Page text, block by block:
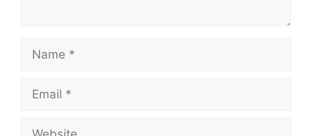
Name
Email
Website